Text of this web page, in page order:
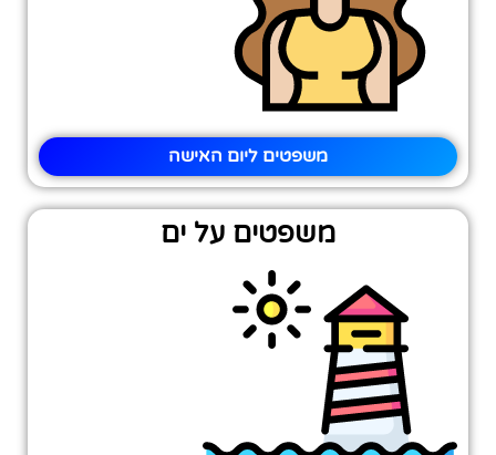
משפטים ליום האישה
משפטים על ים